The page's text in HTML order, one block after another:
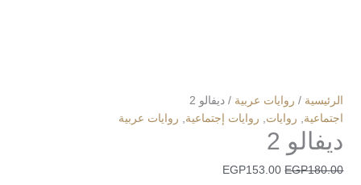
الرئيسية / روايات عربية / ديفالو 2
اجتماعية
روايات روايات إجتماعية روايات عربية
ديفالو 2
EGP180.00
EGP153.00